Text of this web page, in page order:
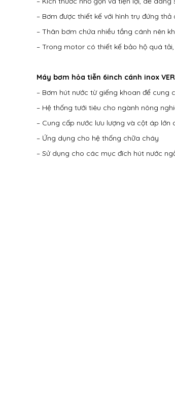
– Bơm được thiết kế với hình trụ đứng
– Thân bơm chứa nhiều tầng cánh nên
– Trong motor có thiết kế bảo hộ quá
Máy bơm hỏa tiễn 6inch cánh inox
– Bơm hút nước từ giếng khoan để cung
– Hệ thống tưới tiêu cho ngành nông
– Cung cấp nước lưu lượng và cột áp
– Ứng dụng cho hệ thống chữa cháy
– Sử dụng cho các mục đích hút nước